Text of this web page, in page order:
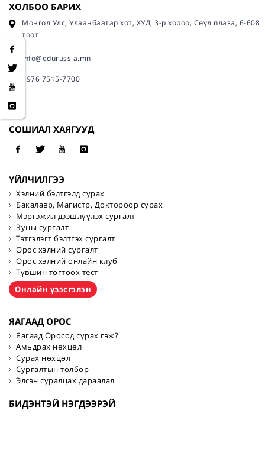
ХОЛБОО БАРИХ
Монгол Улс, Улаанбаатар хот, ХУД, 3-р хороо, Сөүл плаза, 6-608
тоот
info@edurussia.mn
+976 7515-7700
СОШИАЛ ХАЯГУУД
ҮЙЛЧИЛГЭЭ
Хэлний бэлтгэлд сурах
Бакалавр, Магистр, Доктороор сурах
Мэргэжил дээшлүүлэх сургалт
Зуны сургалт
Тэтгэлэгт бэлтгэх сургалт
Орос хэлний сургалт
Орос хэлний онлайн клуб
Түвшин тогтоох тест
Онлайн үзэсгэлэн
ЯАГААД ОРОС
Яагаад Оросод сурах гэж?
Амьдрах нөхцөл
Сурах нөхцөл
Сургалтын төлбөр
Элсэн суралцах дараалал
БИДЭНТЭЙ НЭГДЭЭРЭЙ